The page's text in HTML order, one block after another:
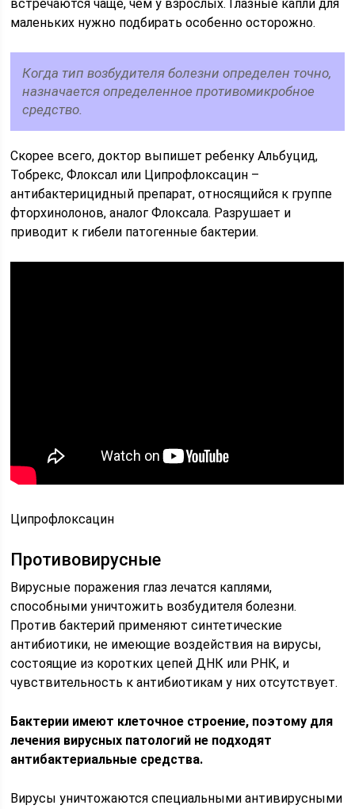
встречаются чаще, чем у взрослых. Глазные капли для
маленьких нужно подбирать особенно осторожно.
Когда тип возбудителя болезни определен точно,
назначается определенное противомикробное
средство.
Скорее всего, доктор выпишет ребенку Альбуцид,
Тобрекс, Флоксал или Ципрофлоксацин –
антибактерицидный препарат, относящийся к группе
фторхинолонов, аналог Флоксала. Разрушает и
приводит к гибели патогенные бактерии.
Ципрофлоксацин
Противовирусные
Вирусные поражения глаз лечатся каплями,
способными уничтожить возбудителя болезни.
Против бактерий применяют синтетические
антибиотики, не имеющие воздействия на вирусы,
состоящие из коротких цепей ДНК или РНК, и
чувствительность к антибиотикам у них отсутствует.
Бактерии имеют клеточное строение, поэтому для
лечения вирусных патологий не подходят
антибактериальные средства.
Вирусы уничтожаются специальными антивирусными